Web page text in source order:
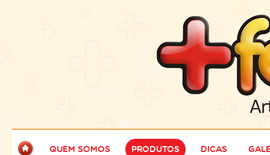
Quem Somos Produtos Dicas